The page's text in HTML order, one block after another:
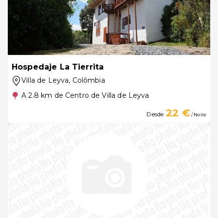
Hospedaje La Tierrita
Villa de Leyva, Colômbia
A 2.8 km de Centro de Villa de Leyva
Desde 22 €/ Noite